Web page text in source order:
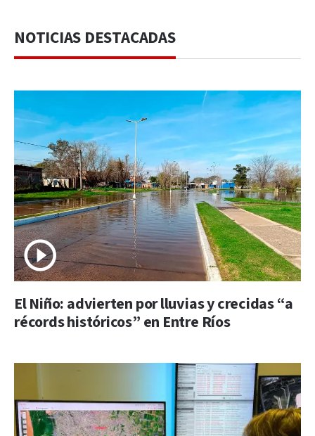
NOTICIAS DESTACADAS
El Niño: advierten por lluvias y crecidas “a
récords históricos” en Entre Ríos